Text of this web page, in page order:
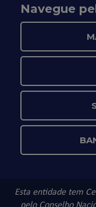
Navegue
Esta entidade tem
pelo Conselho